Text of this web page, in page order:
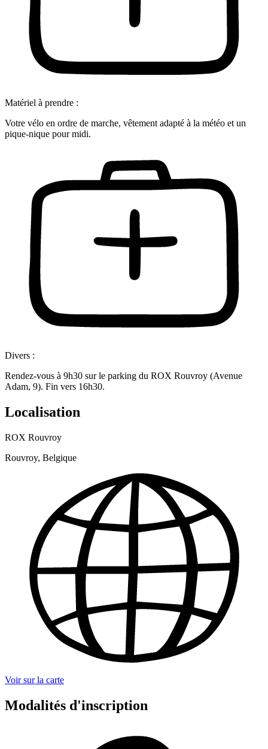
Matériel à prendre :
Votre vélo en ordre de marche, vêtement adapté à la météo et un
pique-nique pour midi.
Divers :
Rendez-vous à 9h30 sur le parking du ROX Rouvroy (Avenue
Adam, 9). Fin vers 16h30.
Localisation
ROX Rouvroy
Rouvroy, Belgique
Voir sur la carte
Modalités d'inscription